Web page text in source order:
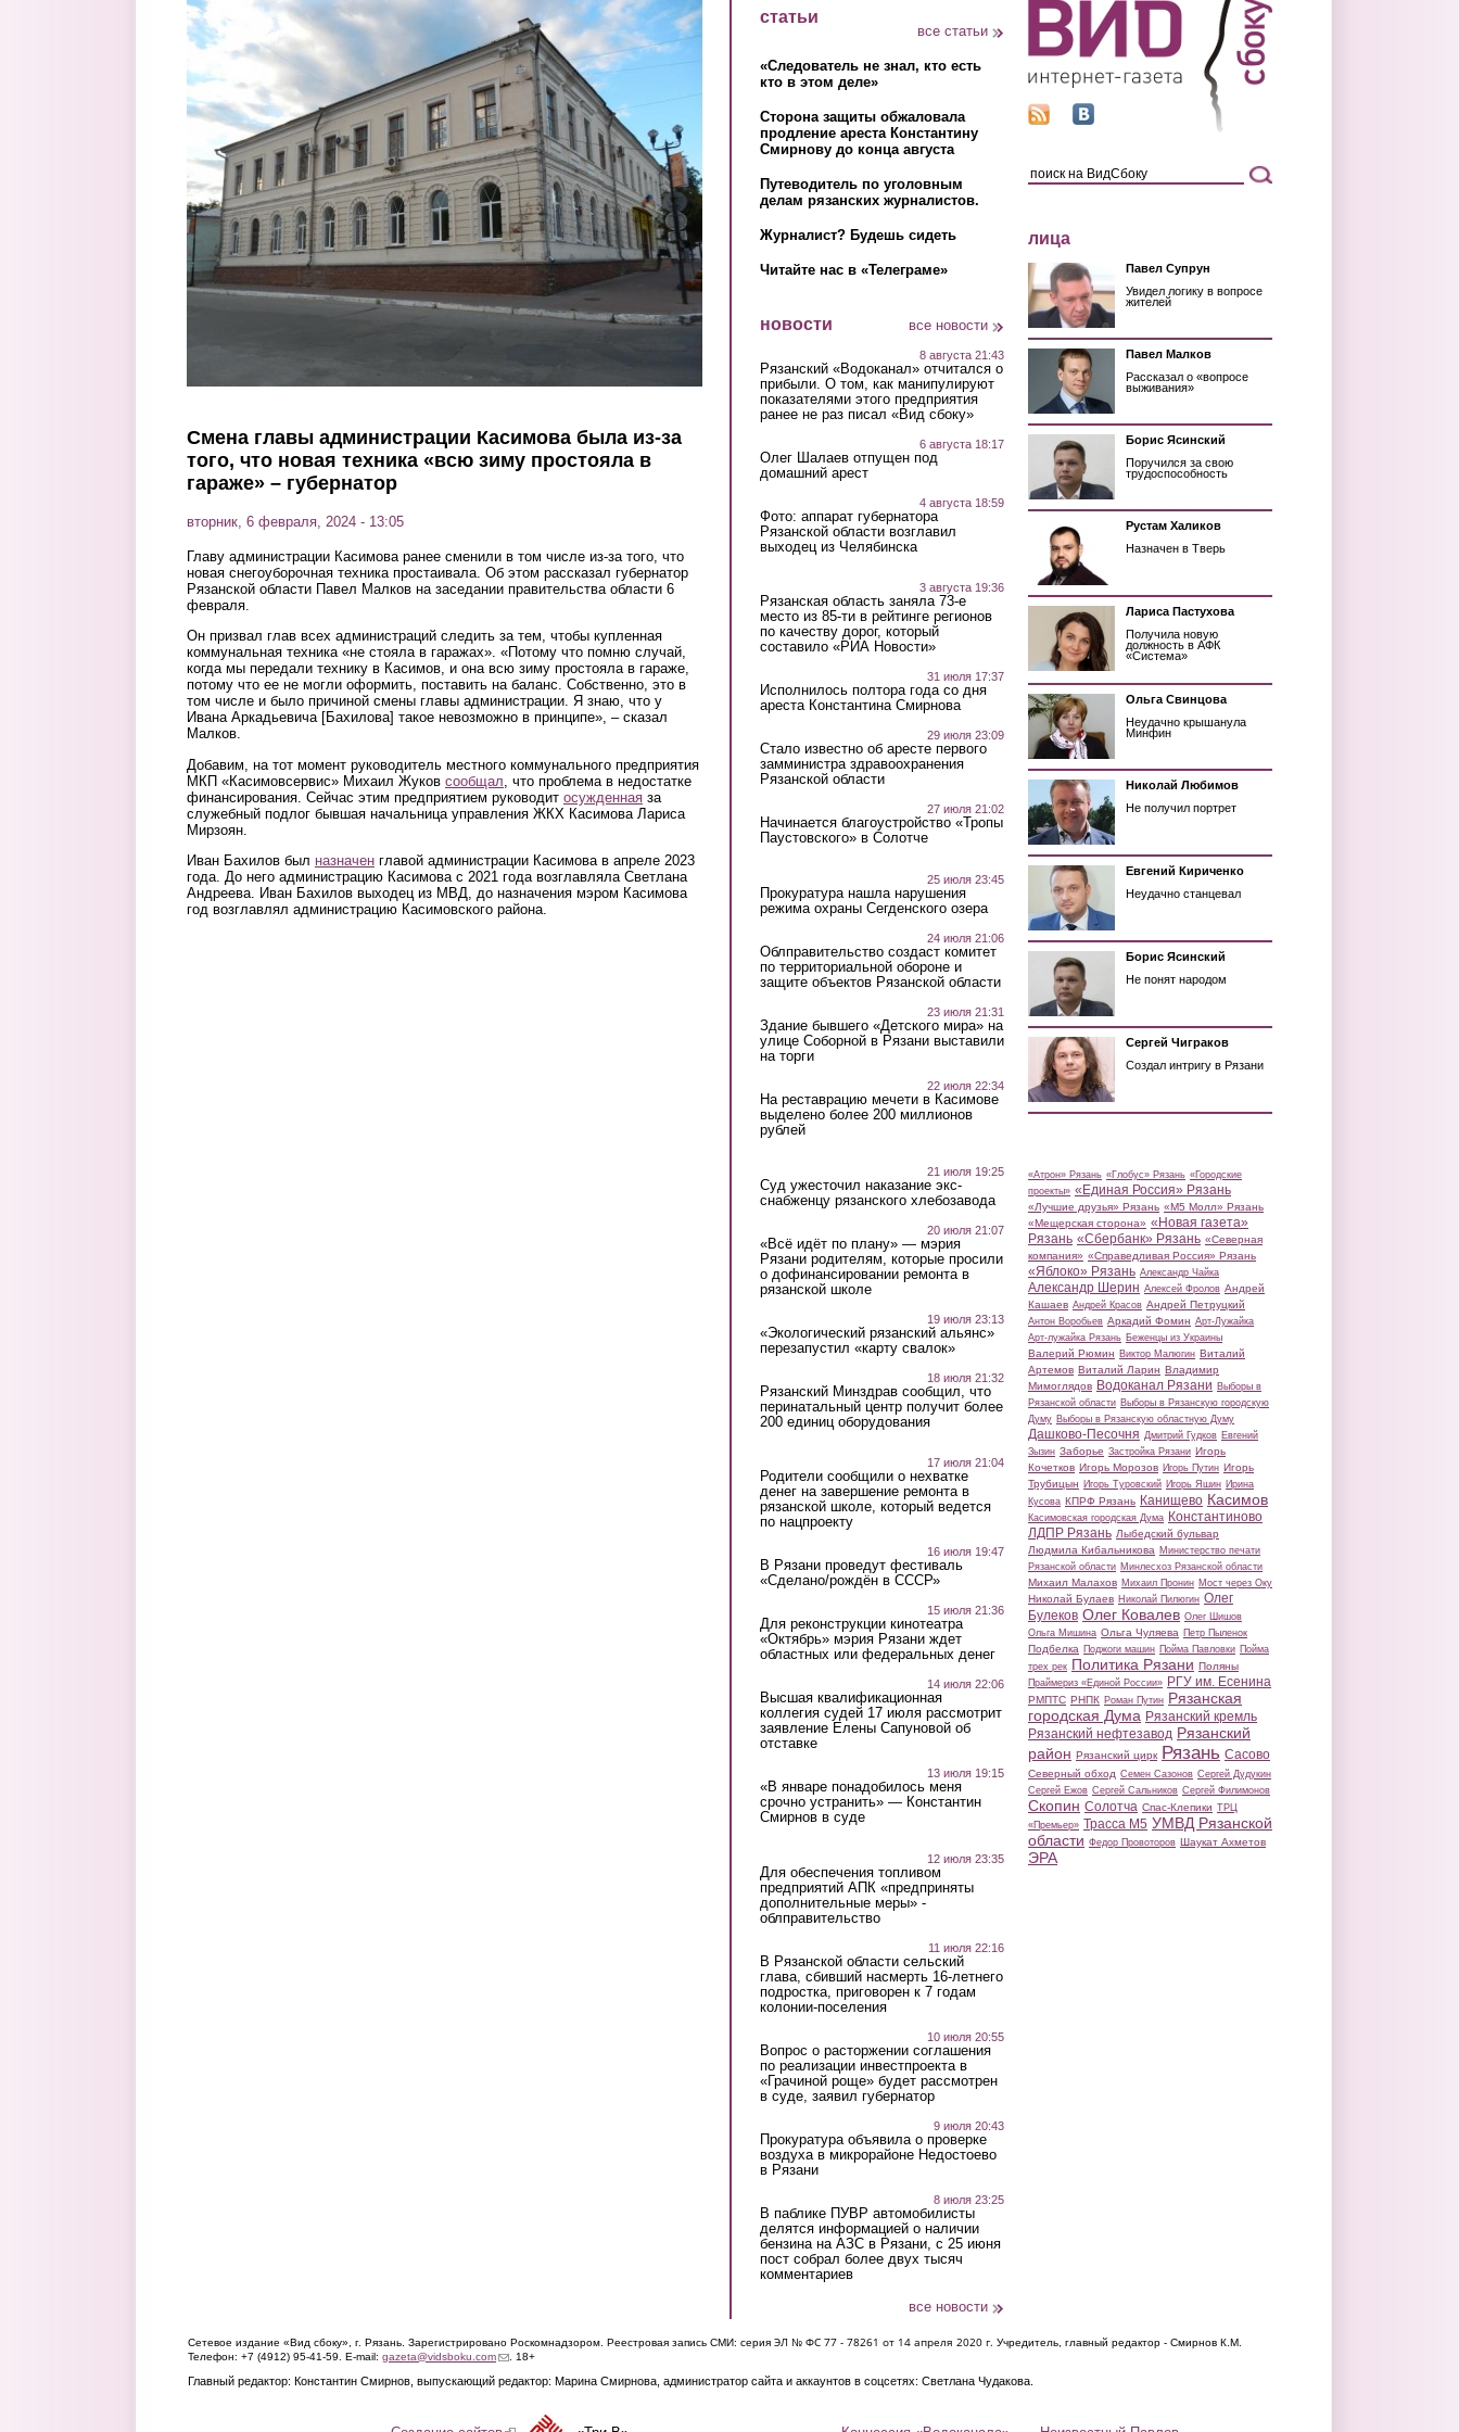
Перейти к основному содержанию
Смена главы администрации Касимова была из-за
того, что новая техника «всю зиму простояла в
гараже» – губернатор
вторник, 6 февраля, 2024 - 13:05
Главу администрации Касимова ранее сменили в том числе из-за того, что
новая снегоуборочная техника простаивала. Об этом рассказал губернатор
Рязанской области Павел Малков на заседании правительства области 6
февраля.
Он призвал глав всех администраций следить за тем, чтобы купленная
коммунальная техника «не стояла в гаражах». «Потому что помню случай,
когда мы передали технику в Касимов, и она всю зиму простояла в гараже,
потому что ее не могли оформить, поставить на баланс. Собственно, это в
том числе и было причиной смены главы администрации. Я знаю, что у
Ивана Аркадьевича [Бахилова] такое невозможно в принципе», – сказал
Малков.
Добавим, на тот момент руководитель местного коммунального предприятия
МКП «Касимовсервис» Михаил Жуков сообщал , что проблема в недостатке
финансирования. Сейчас этим предприятием руководит осужденная за
служебный подлог бывшая начальница управления ЖКХ Касимова Лариса
Мирзоян.
Иван Бахилов был назначен главой администрации Касимова в апреле 2023
года. До него администрацию Касимова с 2021 года возглавляла Светлана
Андреева. Иван Бахилов выходец из МВД, до назначения мэром Касимова
год возглавлял администрацию Касимовского района.
статьи
все статьи
«Следователь не знал, кто есть
кто в этом деле»
Сторона защиты обжаловала
продление ареста Константину
Смирнову до конца августа
Путеводитель по уголовным
делам рязанских журналистов.
Журналист? Будешь сидеть
Читайте нас в «Телеграме»
новости все новости
8 августа 21:43
Рязанский «Водоканал» отчитался о
прибыли. О том, как манипулируют
показателями этого предприятия
ранее не раз писал «Вид сбоку»
6 августа 18:17
Олег Шалаев отпущен под
домашний арест
4 августа 18:59
Фото: аппарат губернатора
Рязанской области возглавил
выходец из Челябинска
3 августа 19:36
Рязанская область заняла 73-е
место из 85-ти в рейтинге регионов
по качеству дорог, который
составило «РИА Новости»
31 июля 17:37
Исполнилось полтора года со дня
ареста Константина Смирнова
29 июля 23:09
Стало известно об аресте первого
замминистра здравоохранения
Рязанской области
27 июля 21:02
Начинается благоустройство «Тропы
Паустовского» в Солотче
25 июля 23:45
Прокуратура нашла нарушения
режима охраны Сегденского озера
24 июля 21:06
Облправительство создаст комитет
по территориальной обороне и
защите объектов Рязанской области
23 июля 21:31
Здание бывшего «Детского мира» на
улице Соборной в Рязани выставили
на торги
22 июля 22:34
На реставрацию мечети в Касимове
выделено более 200 миллионов
рублей
21 июля 19:25
Суд ужесточил наказание экс-
снабженцу рязанского хлебозавода
20 июля 21:07
«Всё идёт по плану» — мэрия
Рязани родителям, которые просили
о дофинансировании ремонта в
рязанской школе
19 июля 23:13
«Экологический рязанский альянс»
перезапустил «карту свалок»
18 июля 21:32
Рязанский Минздрав сообщил, что
перинатальный центр получит более
200 единиц оборудования
17 июля 21:04
Родители сообщили о нехватке
денег на завершение ремонта в
рязанской школе, который ведется
по нацпроекту
16 июля 19:47
В Рязани проведут фестиваль
«Сделано/рождён в СССР»
15 июля 21:36
Для реконструкции кинотеатра
«Октябрь» мэрия Рязани ждет
областных или федеральных денег
14 июля 22:06
Высшая квалификационная
коллегия судей 17 июля рассмотрит
заявление Елены Сапуновой об
отставке
13 июля 19:15
«В январе понадобилось меня
срочно устранить» — Константин
Смирнов в суде
12 июля 23:35
Для обеспечения топливом
предприятий АПК «предприняты
дополнительные меры» -
облправительство
11 июля 22:16
В Рязанской области сельский
глава, сбивший насмерть 16-летнего
подростка, приговорен к 7 годам
колонии-поселения
10 июля 20:55
Вопрос о расторжении соглашения
по реализации инвестпроекта в
«Грачиной роще» будет рассмотрен
в суде, заявил губернатор
9 июля 20:43
Прокуратура объявила о проверке
воздуха в микрорайоне Недостоево
в Рязани
8 июля 23:25
В паблике ПУВР автомобилисты
делятся информацией о наличии
бензина на АЗС в Рязани, с 25 июня
пост собрал более двух тысяч
комментариев
все новости
лица
Павел Супрун
Увидел логику в вопросе
жителей
Павел Малков
Рассказал о «вопросе
выживания»
Борис Ясинский
Поручился за свою
трудоспособность
Рустам Халиков
Назначен в Тверь
Лариса Пастухова
Получила новую
должность в АФК
«Система»
Ольга Свинцова
Неудачно крышанула
Минфин
Николай Любимов
Не получил портрет
Евгений Кириченко
Неудачно станцевал
Борис Ясинский
Не понят народом
Сергей Чиграков
Создал интригу в Рязани
«Атрон» Рязань «Глобус» Рязань «Городские
проекты» «Единая Россия» Рязань
«Лучшие друзья» Рязань «М5 Молл» Рязань
«Мещерская сторона» «Новая газета»
Рязань «Сбербанк» Рязань «Северная
компания» «Справедливая Россия» Рязань
«Яблоко» Рязань Александр Чайка
Александр Шерин Алексей Фролов Андрей
Кашаев Андрей Красов Андрей Петруцкий
Антон Воробьев Аркадий Фомин Арт-Лужайка
Арт-лужайка Рязань Беженцы из Украины
Валерий Рюмин Виктор Малюгин Виталий
Артемов Виталий Ларин Владимир
Мимоглядов Водоканал Рязани Выборы в
Рязанской области Выборы в Рязанскую городскую
Думу Выборы в Рязанскую областную Думу
Дашково-Песочня Дмитрий Гудков Евгений
Зызин Заборье Застройка Рязани Игорь
Кочетков Игорь Морозов Игорь Путин Игорь
Трубицын Игорь Туровский Игорь Яшин Ирина
Кусова КПРФ Рязань Канищево Касимов
Касимовская городская Дума Константиново
ЛДПР Рязань Лыбедский бульвар
Людмила Кибальникова Министерство печати
Рязанской области Минлесхоз Рязанской области
Михаил Малахов Михаил Пронин Мост через Оку
Николай Булаев Николай Пилюгин Олег
Булеков Олег Ковалев Олег Шишов
Ольга Мишина Ольга Чуляева Петр Пыленок
Подбелка Поджоги машин Пойма Павловки Пойма
трех рек Политика Рязани Поляны
Праймериз «Единой России» РГУ им. Есенина
РМПТС РНПК Роман Путин Рязанская
городская Дума Рязанский кремль
Рязанский нефтезавод Рязанский
район Рязанский цирк Рязань Сасово
Северный обход Семен Сазонов Сергей Дудукин
Сергей Ежов Сергей Сальников Сергей Филимонов
Скопин Солотча Спас-Клепики ТРЦ
«Премьер» Трасса М5 УМВД Рязанской
области Федор Провоторов Шаукат Ахметов
ЭРА
Сетевое издание «Вид сбоку», г. Рязань. Зарегистрировано Роскомнадзором. Реестровая запись СМИ: серия ЭЛ № ФС 77 - 78261 от 14 апреля 2020 г. Учредитель, главный редактор - Смирнов К.М.
Телефон: +7 (4912) 95-41-59. E-mail: gazeta@vidsboku.com(link sends e-mail)
. 18+
Главный редактор: Константин Смирнов, выпускающий редактор: Марина Смирнова, администратор сайта и аккаунтов в соцсетях: Светлана Чудакова.